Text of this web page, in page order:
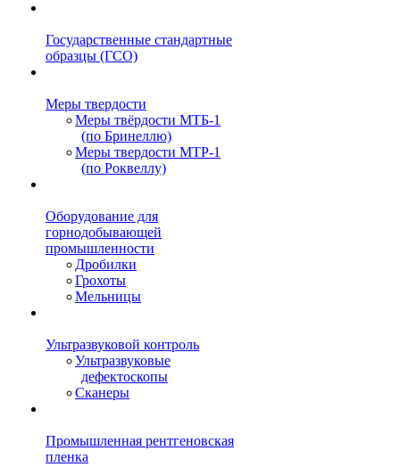
Государственные стандартные
образцы (ГСО)
Меры твердости
Меры твёрдости МТБ-1
(по Бринеллю)
Меры твердости МТР-1
(по Роквеллу)
Оборудование для
горнодобывающей
промышленности
Дробилки
Грохоты
Мельницы
Ультразвуковой контроль
Ультразвуковые
дефектоскопы
Сканеры
Промышленная рентгеновская
пленка